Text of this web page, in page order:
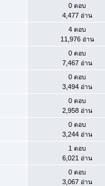
0 ตอบ
4,477 อ่าน
4 ตอบ
11,976 อ่าน
0 ตอบ
7,467 อ่าน
0 ตอบ
3,494 อ่าน
0 ตอบ
2,958 อ่าน
0 ตอบ
3,244 อ่าน
1 ตอบ
6,021 อ่าน
0 ตอบ
3,067 อ่าน